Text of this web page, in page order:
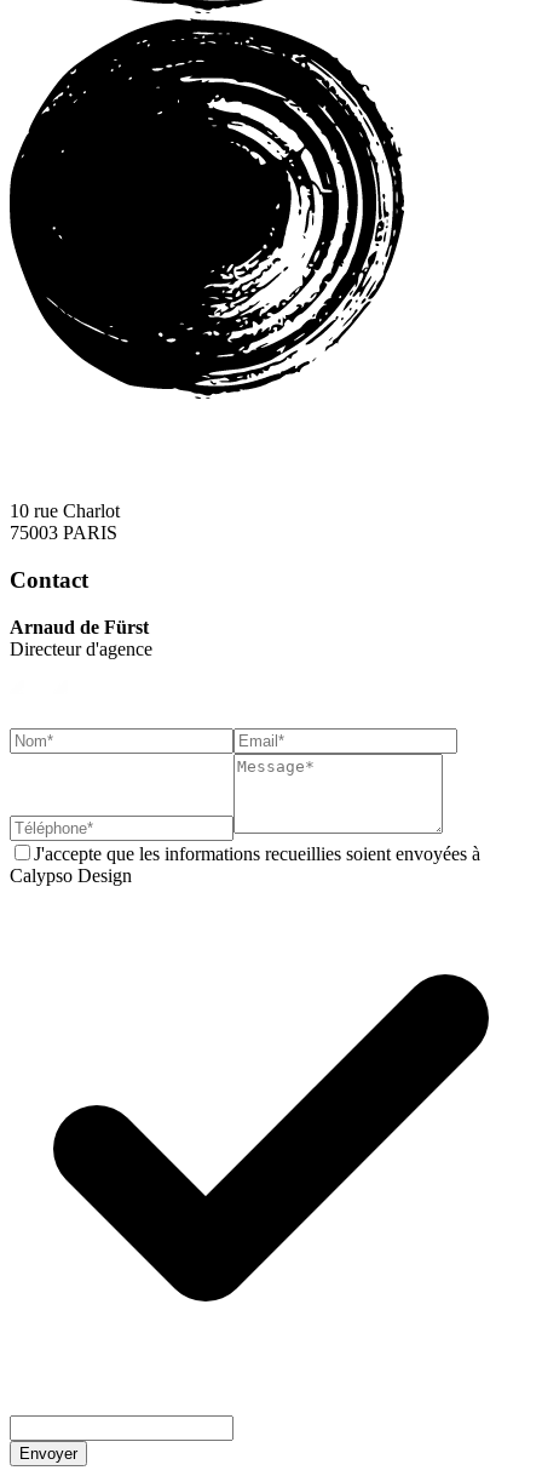
10 rue Charlot
75003 PARIS
Contact
Arnaud de Fürst
Directeur d'agence
J'accepte que les informations recueillies soient envoyées à
Calypso Design
Envoyer